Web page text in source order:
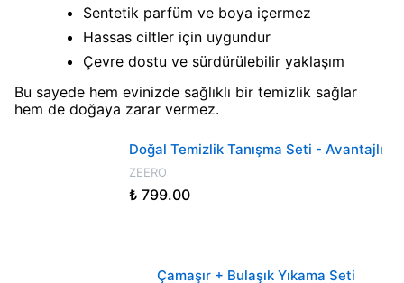
Sentetik parfüm ve boya içermez
Hassas ciltler için uygundur
Çevre dostu ve sürdürülebilir yaklaşım
Bu sayede hem evinizde sağlıklı bir temizlik sağlar
hem de doğaya zarar vermez.
Doğal Temizlik Tanışma Seti - Avantajlı
ZEERO
₺ 799.00
Çamaşır + Bulaşık Yıkama Seti